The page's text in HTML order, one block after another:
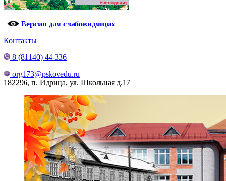
Версия для слабовидящих
Контакты
8 (81140) 44-336
org173@pskovedu.ru
182296, п. Идрица, ул. Школьная д.17